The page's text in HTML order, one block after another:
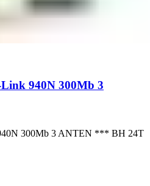
940N 300Mb 3
300Mb 3 ANTEN *** BH 24T